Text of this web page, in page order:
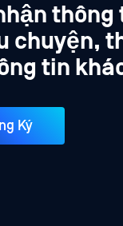
chuyện,
tin
Ký